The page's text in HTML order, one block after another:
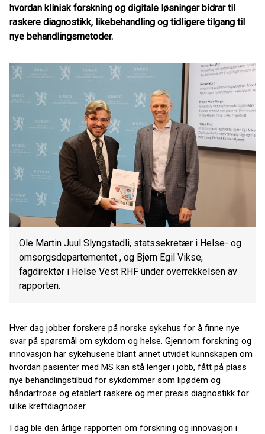
hvordan klinisk forskning og digitale løsninger bidrar til
raskere diagnostikk, likebehandling og tidligere tilgang til
nye behandlingsmetoder.
Ole Martin Juul Slyngstadli, statssekretær i Helse- og
omsorgsdepartementet , og Bjørn Egil Vikse,
fagdirektør i Helse Vest RHF under overrekkelsen av
rapporten.
Hver dag jobber forskere på norske sykehus for å finne nye
svar på spørsmål om sykdom og helse. Gjennom forskning og
innovasjon har sykehusene blant annet utvidet kunnskapen om
hvordan pasienter med MS kan stå lenger i jobb, fått på plass
nye behandlingstilbud for sykdommer som lipødem og
håndartrose og etablert raskere og mer presis diagnostikk for
ulike kreftdiagnoser.
I dag ble den årlige rapporten om forskning og innovasjon i